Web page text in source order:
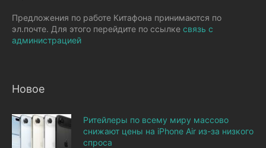
Предложения по работе Китафона принимаются по
эл.почте. Для этого перейдите по ссылке связь с
администрацией
Новое
Ритейлеры по всему миру массово
снижают цены на iPhone Air из-за низкого
спроса